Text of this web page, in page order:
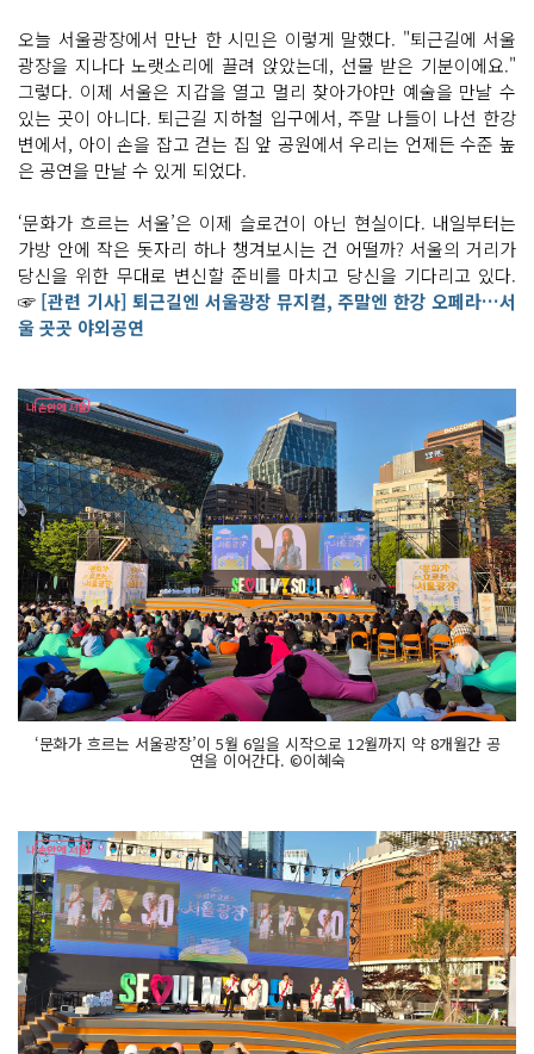
오늘 서울광장에서 만난 한 시민은 이렇게 말했다. "퇴근길에 서울
광장을 지나다 노랫소리에 끌려 앉았는데, 선물 받은 기분이에요."
그렇다. 이제 서울은 지갑을 열고 멀리 찾아가야만 예술을 만날 수
있는 곳이 아니다. 퇴근길 지하철 입구에서, 주말 나들이 나선 한강
변에서, 아이 손을 잡고 걷는 집 앞 공원에서 우리는 언제든 수준 높
은 공연을 만날 수 있게 되었다.
‘문화가 흐르는 서울’은 이제 슬로건이 아닌 현실이다. 내일부터는
가방 안에 작은 돗자리 하나 챙겨보시는 건 어떨까? 서울의 거리가
당신을 위한 무대로 변신할 준비를 마치고 당신을 기다리고 있다.
☞ [관련 기사] 퇴근길엔 서울광장 뮤지컬, 주말엔 한강 오페라…서
울 곳곳 야외공연
‘문화가 흐르는 서울광장’이 5월 6일을 시작으로 12월까지 약 8개월간 공
연을 이어간다. ©이혜숙